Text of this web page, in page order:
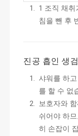
1 조직 채
침을 뺀 후
진공 흡인 생
샤워를 하
를 할 수 없
보호자와
쉬어야 하
히 손잡이